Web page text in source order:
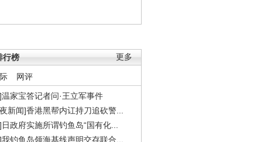
更多
行榜
网评
温家宝答记者问·王立军事件
新闻]香港黑帮内讧持刀追砍警...
政府实施所谓钓鱼岛“国有化...
钓鱼岛领海基线声明交存联合...